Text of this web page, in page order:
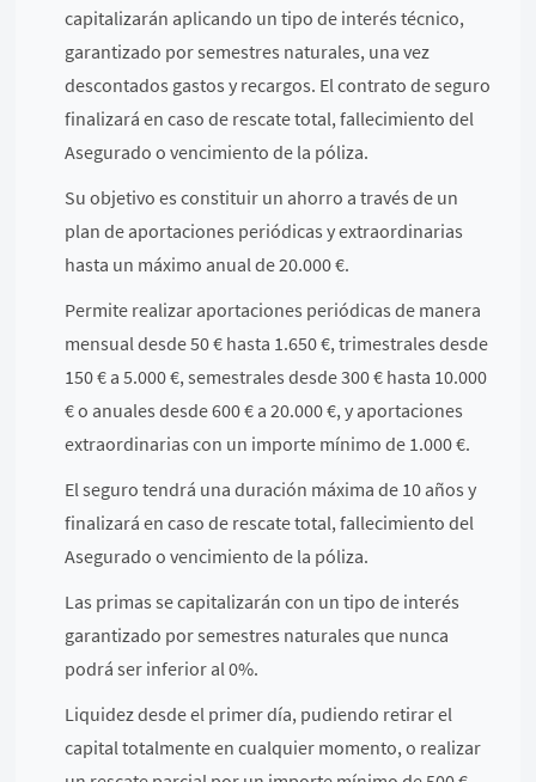
capitalizarán aplicando un tipo de interés técnico,
garantizado por semestres naturales, una vez
descontados gastos y recargos. El contrato de seguro
finalizará en caso de rescate total, fallecimiento del
Asegurado o vencimiento de la póliza.
Su objetivo es constituir un ahorro a través de un
plan de aportaciones periódicas y extraordinarias
hasta un máximo anual de 20.000 €.
Permite realizar aportaciones periódicas de manera
mensual desde 50 € hasta 1.650 €, trimestrales desde
150 € a 5.000 €, semestrales desde 300 € hasta 10.000
€ o anuales desde 600 € a 20.000 €, y aportaciones
extraordinarias con un importe mínimo de 1.000 €.
El seguro tendrá una duración máxima de 10 años y
finalizará en caso de rescate total, fallecimiento del
Asegurado o vencimiento de la póliza.
Las primas se capitalizarán con un tipo de interés
garantizado por semestres naturales que nunca
podrá ser inferior al 0%.
Liquidez desde el primer día, pudiendo retirar el
capital totalmente en cualquier momento, o realizar